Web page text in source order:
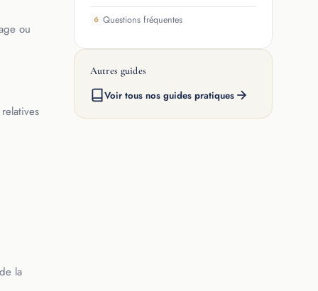
ou
la
6 Questions fréquentes
Autres guides
Voir tous nos guides pratiques